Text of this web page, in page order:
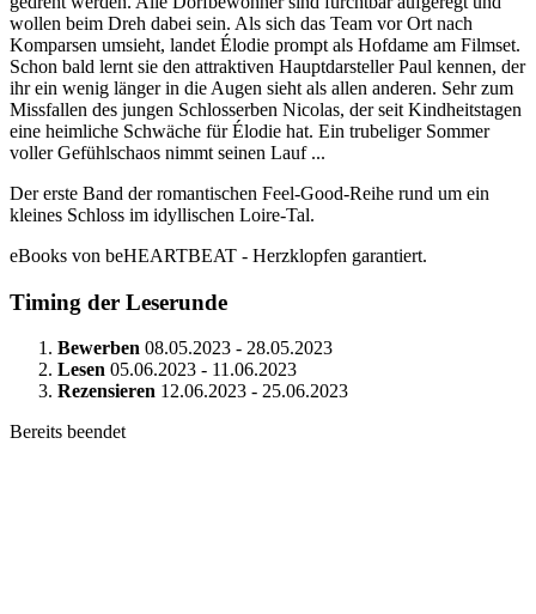
wollen beim Dreh dabei sein. Als sich das Team vor Ort nach
Komparsen umsieht, landet Élodie prompt als Hofdame am Filmset.
Schon bald lernt sie den attraktiven Hauptdarsteller Paul kennen, der
ihr ein wenig länger in die Augen sieht als allen anderen. Sehr zum
Missfallen des jungen Schlosserben Nicolas, der seit Kindheitstagen
eine heimliche Schwäche für Élodie hat. Ein trubeliger Sommer
voller Gefühlschaos nimmt seinen Lauf ...
Der erste Band der romantischen Feel-Good-Reihe rund um ein
kleines Schloss im idyllischen Loire-Tal.
eBooks von beHEARTBEAT - Herzklopfen garantiert.
Timing der Leserunde
Bewerben 08.05.2023 - 28.05.2023
Lesen 05.06.2023 - 11.06.2023
Rezensieren 12.06.2023 - 25.06.2023
Bereits beendet